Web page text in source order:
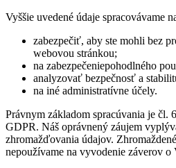
Vyššie uvedené údaje spracovávame
zabezpečiť, aby ste mohli bez
webovou stránkou;
na zabezpečeniepohodlného
analyzovať bezpečnosť a
na iné administratívne účely.
Právnym základom spracúvania je čl.
GDPR. Náš oprávnený záujem
zhromažďovania údajov.
nepoužívame na vyvodenie záverov o